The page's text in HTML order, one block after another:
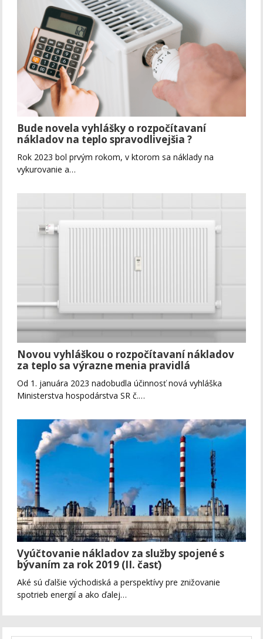
Bude novela vyhlášky o rozpočítavaní
nákladov na teplo spravodlivejšia ?
Rok 2023 bol prvým rokom, v ktorom sa náklady na
vykurovanie a…
Novou vyhláškou o rozpočítavaní nákladov
za teplo sa výrazne menia pravidlá
Od 1. januára 2023 nadobudla účinnosť nová vyhláška
Ministerstva hospodárstva SR č.…
Vyúčtovanie nákladov za služby spojené s
bývaním za rok 2019 (II. časť)
Aké sú ďalšie východiská a perspektívy pre znižovanie
spotrieb energií a ako ďalej…